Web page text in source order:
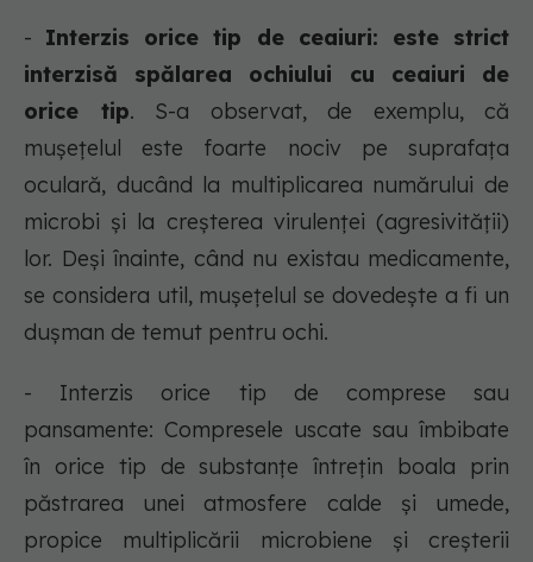
- Interzis orice tip de ceaiuri: este strict
interzisă spălarea ochiului cu ceaiuri de
orice tip. S-a observat, de exemplu, că
muşeţelul este foarte nociv pe suprafaţa
oculară, ducând la multiplicarea numărului de
microbi şi la creşterea virulenţei (agresivităţii)
lor. Deşi înainte, când nu existau medicamente,
se considera util, muşeţelul se dovedeşte a fi un
duşman de temut pentru ochi.
- Interzis orice tip de comprese sau
pansamente: Compresele uscate sau îmbibate
în orice tip de substanţe întreţin boala prin
păstrarea unei atmosfere calde şi umede,
propice multiplicării microbiene şi creşterii